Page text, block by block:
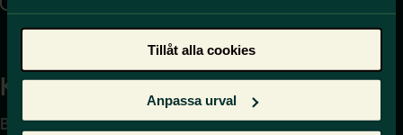
Tillåt alla cookies
Anpassa urval
Presskontakt
Kansli
Box 17061